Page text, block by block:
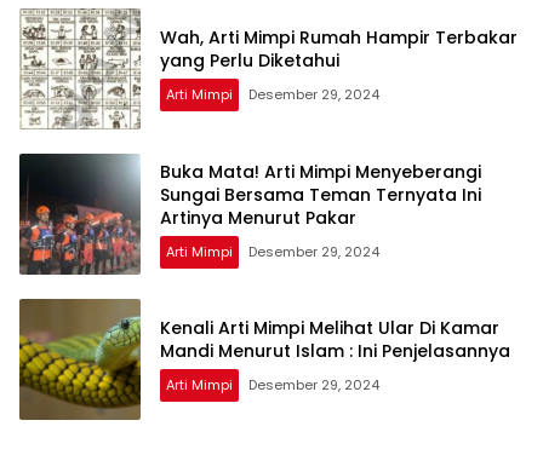
Wah, Arti Mimpi Rumah Hampir Terbakar
yang Perlu Diketahui
Arti Mimpi Desember 29, 2024
Buka Mata! Arti Mimpi Menyeberangi
Sungai Bersama Teman Ternyata Ini
Artinya Menurut Pakar
Arti Mimpi Desember 29, 2024
Kenali Arti Mimpi Melihat Ular Di Kamar
Mandi Menurut Islam : Ini Penjelasannya
Arti Mimpi Desember 29, 2024